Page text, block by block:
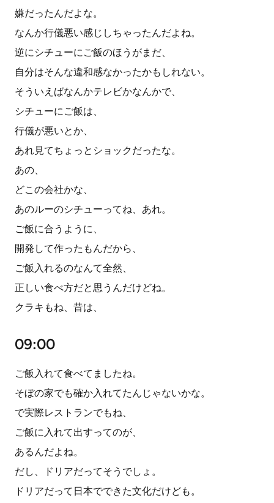
嫌だったんだよな。
なんか行儀悪い感じしちゃったんだよね。
逆にシチューにご飯のほうがまだ、
自分はそんな違和感なかったかもしれない。
そういえばなんかテレビかなんかで、
シチューにご飯は、
行儀が悪いとか、
あれ見てちょっとショックだったな。
あの、
どこの会社かな、
あのルーのシチューってね、あれ。
ご飯に合うように、
開発して作ったもんだから、
ご飯入れるのなんて全然、
正しい食べ方だと思うんだけどね。
クラキもね、昔は、
09:00
ご飯入れて食べてましたね。
そぼの家でも確か入れてたんじゃないかな。
で実際レストランでもね、
ご飯に入れて出すってのが、
あるんだよね。
だし、ドリアだってそうでしょ。
ドリアだって日本でできた文化だけども。